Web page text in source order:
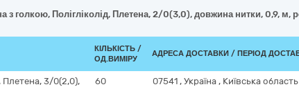
з голкою, Полігліколід, Плетена, 2/0(3,0), довжина нитки, 0,9,
КІЛЬКІСТЬ /
ОД.ВИМІРУ
АДРЕСА ДОСТАВКИ / ПЕРІОД
Плетена, 3/0(2,0),
60
07541 , Україна , Київська область